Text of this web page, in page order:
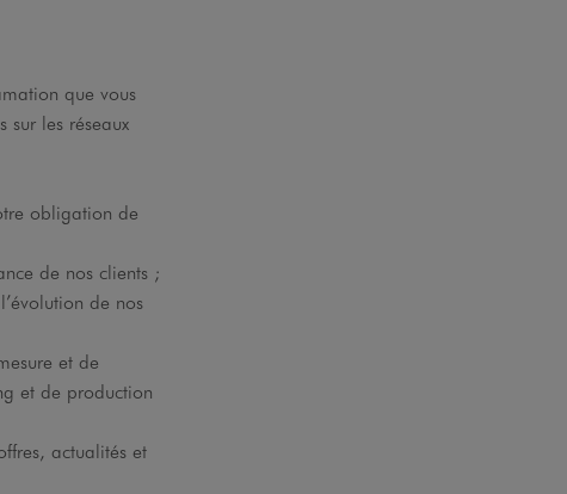
que vous
sur les réseaux
obligation de
de nos clients ;
de nos
et de
et de production
actualités et